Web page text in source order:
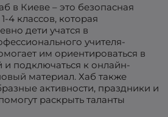
в Киеве – это безопасная
4 классов, которая
дети учатся в
учителя-
им ориентироваться в
и подключаться к онлайн-
материал. Хаб также
активности, праздники и
раскрыть таланты